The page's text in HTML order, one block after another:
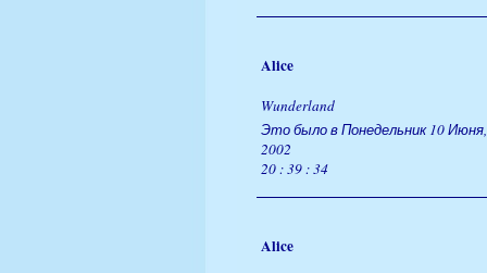
Alice
Wunderland
Это было в Понедельник 10 Июня,
2002
20 : 39 : 34
Alice